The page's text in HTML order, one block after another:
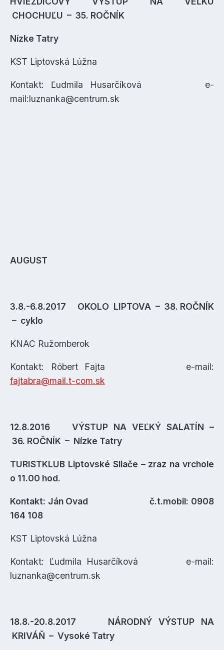
CHOCHUĽU – 35. ROČNÍK
Nízke Tatry
KST Liptovská Lúžna
Kontakt: Ľudmila Husarčíková e-
mail:luznanka@centrum.sk
AUGUST
3.8.-6.8.2017 OKOLO LIPTOVA – 38. ROČNÍK
– cyklo
KNAC Ružomberok
Kontakt: Róbert Fajta e-mail:
fajtabra@mail.t-com.sk
12.8.2016 VÝSTUP NA VEĽKÝ SALATÍN –
36. ROČNÍK – Nízke Tatry
TURISTKLUB Liptovské Sliače – zraz na vrchole
o 11.00 hod.
Kontakt: Ján Ovad č.t.mobil: 0908
164 108
KST Liptovská Lúžna
Kontakt: Ľudmila Husarčíková e-mail:
luznanka@centrum.sk
18.8.-20.8.2017 NÁRODNÝ VÝSTUP NA
KRIVÁŇ – Vysoké Tatry